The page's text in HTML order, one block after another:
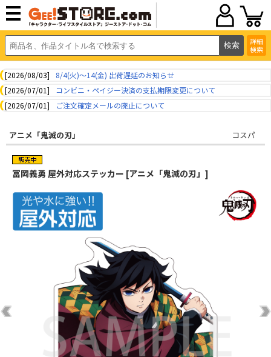
詳細
検索
[2026/08/03]
8/4(火)～14(金) 出荷遅延のお知らせ
[2026/07/01]
コンビニ・ペイジー決済の支払期限変更について
[2026/07/01]
ご注文確定メールの廃止について
アニメ「鬼滅の刃」 コスパ
冨岡義勇 屋外対応ステッカー [アニメ「鬼滅の刃」]